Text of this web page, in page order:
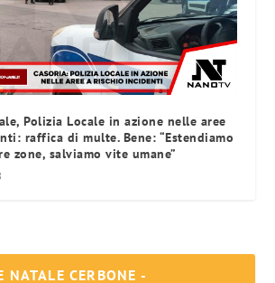
Polizia Locale in azione nelle aree
raffica di multe. Bene: “Estendiamo
zone, salviamo vite umane”
NATALE CERBONE -